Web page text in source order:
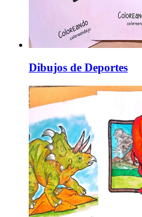
Dibujos de Deportes